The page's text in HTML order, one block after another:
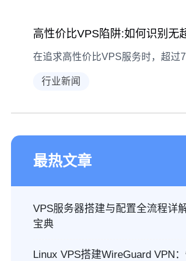
行业新闻
最热文章
VPS服务器搭建与配置全流程详
宝典
Linux VPS搭建WireGuard VPN